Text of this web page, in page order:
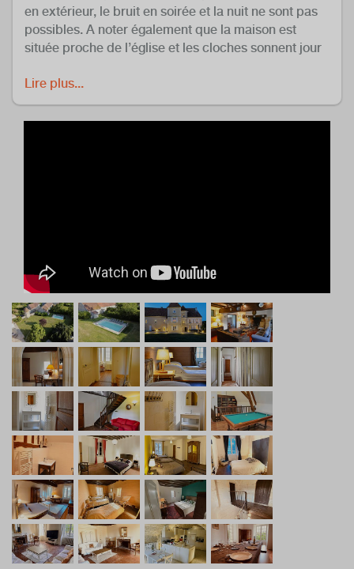
en extérieur, le bruit en soirée et la nuit ne sont pas
possibles. A noter également que la maison est
située proche de l’église et les cloches sonnent jour
Classé 3 étoiles Meublé de Tourisme. Suivez-nous sur
Instagram @lechateaudethury et visitez notre site
octobre : 3350€
Semaine très haute saison (13 juillet au 24 août) : 4400€
- 7 nuits minimum
Week end début mai à mi-octobre : 2 jours 1800€ ou 3
jours 2100€
1er mai/ 8 mai/Ascension 4 nuits minimum 2800€,
Pentecôte et 14 juillet 3 nuits minimum 2300€
Basse Saison (piscine fermée mi-octobre à début mai):
Semaine hiver : 2800€
Week end : 2 jours 1350€ ou 3 jours 1700€
Pâques, Toussaint et 11 novembre 3 nuits minimum
1900€
Forfait Noël 5 jours 2650€ ou 4 jours 2400€, 4 nuits
minimum
Le Château de Thury date du 15e siècle et a été
Lire plus...